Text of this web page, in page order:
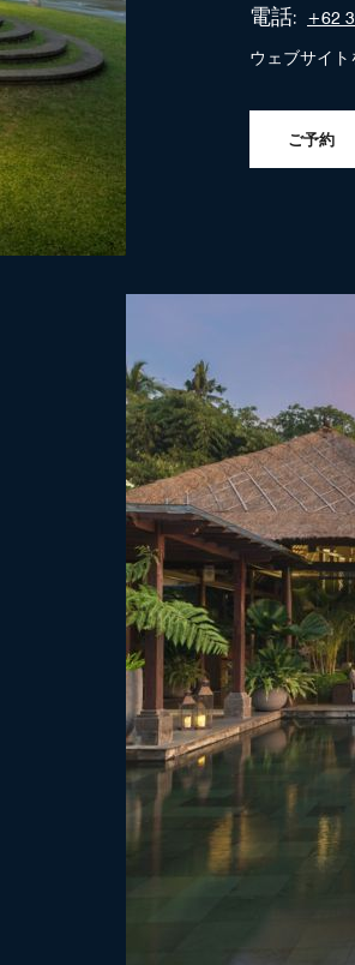
電話:
+62
ウェブサイト
ご予約